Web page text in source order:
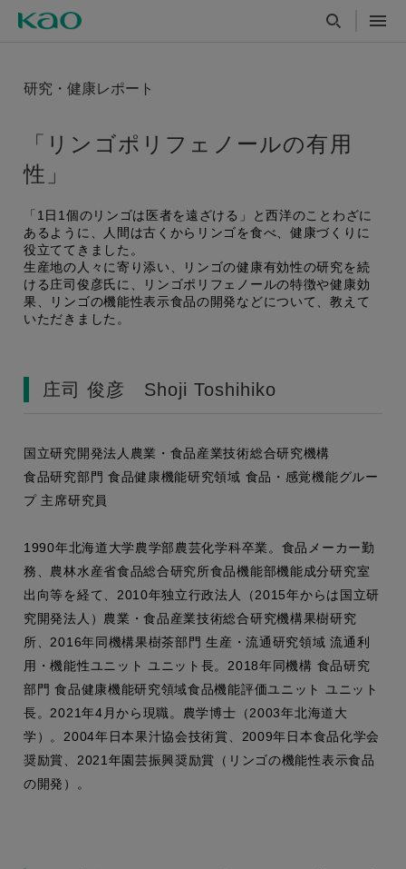
研究・健康レポート
「リンゴポリフェノールの有用
性」
「1日1個のリンゴは医者を遠ざける」と西洋のことわざに
あるように、人間は古くからリンゴを食べ、健康づくりに
役立ててきました。
生産地の人々に寄り添い、リンゴの健康有効性の研究を続
ける庄司俊彦氏に、リンゴポリフェノールの特徴や健康効
果、リンゴの機能性表示食品の開発などについて、教えて
いただきました。
庄司 俊彦 Shoji Toshihiko
国立研究開発法人農業・食品産業技術総合研究機構
食品研究部門 食品健康機能研究領域 食品・感覚機能グルー
プ 主席研究員
1990年北海道大学農学部農芸化学科卒業。食品メーカー勤
務、農林水産省食品総合研究所食品機能部機能成分研究室
出向等を経て、2010年独立行政法人（2015年からは国立研
究開発法人）農業・食品産業技術総合研究機構果樹研究
所、2016年同機構果樹茶部門 生産・流通研究領域 流通利
用・機能性ユニット ユニット長。2018年同機構 食品研究
部門 食品健康機能研究領域食品機能評価ユニット ユニット
長。2021年4月から現職。農学博士（2003年北海道大
学）。2004年日本果汁協会技術賞、2009年日本食品化学会
奨励賞、2021年園芸振興奨励賞（リンゴの機能性表示食品
の開発）。